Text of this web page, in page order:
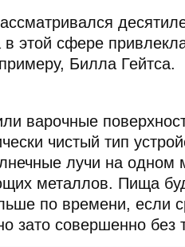
в этой сфере
Билла Гейтса.
варочные
чистый тип
лучи на
металлов. Пища
по времени, если
зато совершенно без